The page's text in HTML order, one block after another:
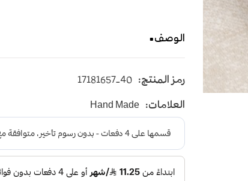
الوصف
يأتي بأرضية متوسطة الإرتفاع باللون البني
و طبقة اسفنجية عالية الجودة لتعطي شعور
رمز المنتج: 17181657-40
العلامات: Hand Made